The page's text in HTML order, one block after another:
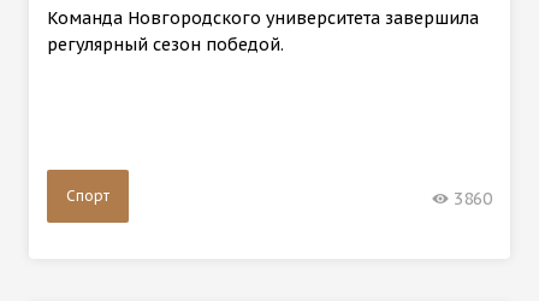
Команда Новгородского университета завершила
регулярный сезон победой.
Спорт 3860